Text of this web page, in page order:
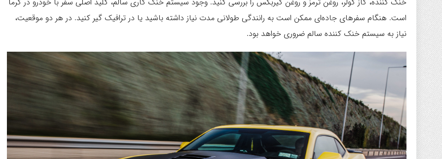
است. هنگام سفرهای جاده‌ای ممکن است به رانندگی طولانی مدت نیاز داشته باشید یا در ترافیک گیر کنید. در هر دو موقعیت،
نیاز به سیستم خنک کننده سالم ضروری خواهد بود.